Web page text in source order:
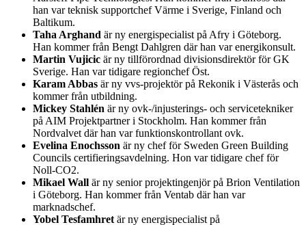
han var teknisk supportchef Värme i Sverige, Finland och
Baltikum.
Taha Arghand är ny energispecialist på Afry i Göteborg.
Han kommer från Bengt Dahlgren där han var energikonsult.
Martin Vujicic är ny tillförordnad divisionsdirektör för GK
Sverige. Han var tidigare regionchef Öst.
Karam Abbas är ny vvs-projektör på Rekonik i Västerås och
kommer från utbildning.
Mickey Stahlén är ny ovk-/injusterings- och servicetekniker
på AIM Projektpartner i Stockholm. Han kommer från
Nordvalvet där han var funktionskontrollant ovk.
Evelina Enochsson är ny chef för Sweden Green Building
Councils certifieringsavdelning. Hon var tidigare chef för
Noll-CO2.
Mikael Wall är ny senior projektingenjör på Brion Ventilation
i Göteborg. Han kommer från Ventab där han var
marknadschef.
Yobel Tesfamhret är ny energispecialist på